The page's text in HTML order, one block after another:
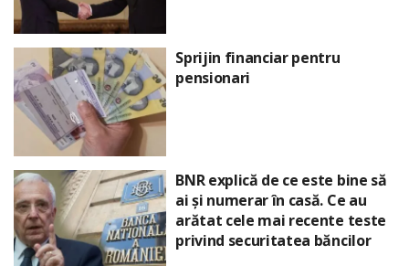
Sprijin financiar pentru
pensionari
BNR explică de ce este bine să
ai și numerar în casă. Ce au
arătat cele mai recente teste
privind securitatea băncilor